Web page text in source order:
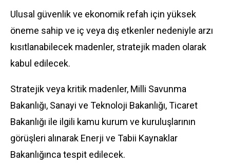
Ulusal güvenlik ve ekonomik refah için yüksek
öneme sahip ve iç veya dış etkenler nedeniyle arzı
kısıtlanabilecek madenler, stratejik maden olarak
kabul edilecek.
Stratejik veya kritik madenler, Milli Savunma
Bakanlığı, Sanayi ve Teknoloji Bakanlığı, Ticaret
Bakanlığı ile ilgili kamu kurum ve kuruluşlarının
görüşleri alınarak Enerji ve Tabii Kaynaklar
Bakanlığınca tespit edilecek.